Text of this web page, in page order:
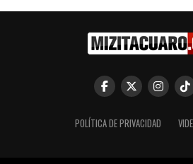
8 julio,
En
POLÍTICA DE PRIVACIDAD